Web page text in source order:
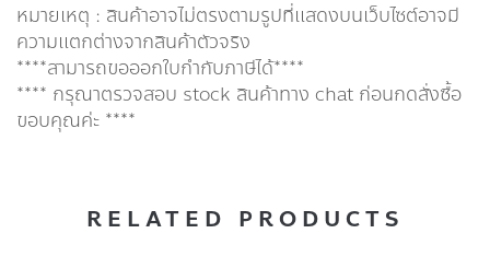
หมายเหตุ : สินค้าอาจไม่ตรงตามรูปที่แสดงบนเว็บไซต์อาจมี
ความแตกต่างจากสินค้าตัวจริง
****สามารถขอออกใบกำกับภาษีได้****
**** กรุณาตรวจสอบ stock สินค้าทาง chat ก่อนกดสั่งซื้อ
ขอบคุณค่ะ ****
RELATED PRODUCTS